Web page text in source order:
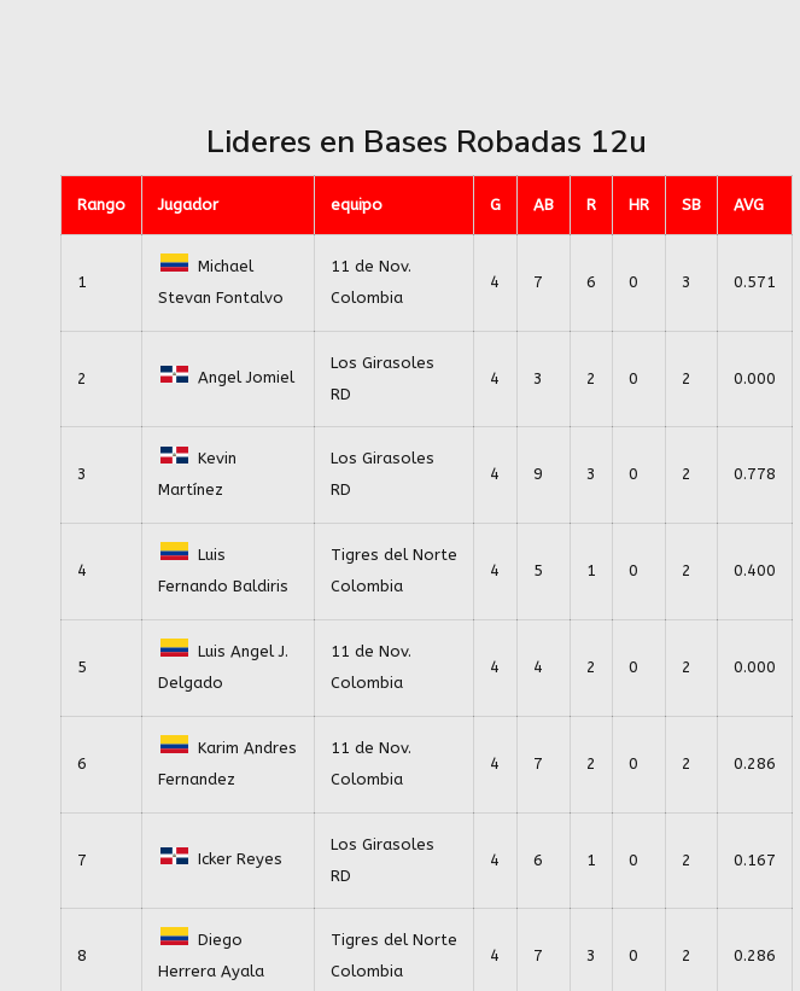
Lideres en Bases Robadas 12u
Rango Jugador equipo G AB R HR SB AVG
1
Michael
Stevan Fontalvo
11 de Nov.
Colombia
4 7 6 0 3 0.571
2 Angel Jomiel
Los Girasoles
RD
4 3 2 0 2 0.000
3
Kevin
Martínez
Los Girasoles
RD
4 9 3 0 2 0.778
4
Luis
Fernando Baldiris
Tigres del Norte
Colombia
4 5 1 0 2 0.400
5
Luis Angel J.
Delgado
11 de Nov.
Colombia
4 4 2 0 2 0.000
6
Karim Andres
Fernandez
11 de Nov.
Colombia
4 7 2 0 2 0.286
7 Icker Reyes
Los Girasoles
RD
4 6 1 0 2 0.167
8
Diego
Herrera Ayala
Tigres del Norte
Colombia
4 7 3 0 2 0.286